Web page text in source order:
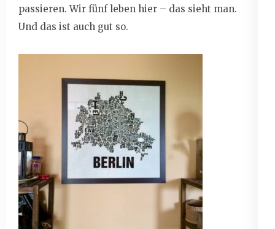
passieren. Wir fünf leben hier – das sieht man.
Und das ist auch gut so.